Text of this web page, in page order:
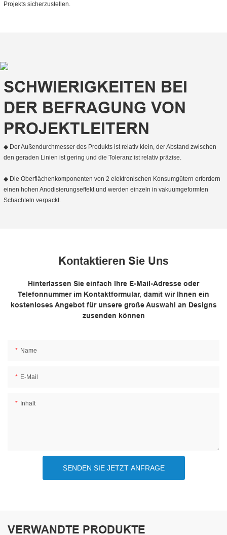
Projekts sicherzustellen.
SCHWIERIGKEITEN BEI
DER BEFRAGUNG VON
PROJEKTLEITERN
◆ Der Außendurchmesser des Produkts ist relativ klein, der Abstand zwischen
den geraden Linien ist gering und die Toleranz ist relativ präzise.
◆ Die Oberflächenkomponenten von 2 elektronischen Konsumgütern erfordern
einen hohen Anodisierungseffekt und werden einzeln in vakuumgeformten
Schachteln verpackt.
Kontaktieren Sie Uns
Hinterlassen Sie einfach Ihre E-Mail-Adresse oder
Telefonnummer im Kontaktformular, damit wir Ihnen ein
kostenloses Angebot für unsere große Auswahl an Designs
zusenden können
Name
E-Mail
Inhalt
SENDEN SIE JETZT ANFRAGE
VERWANDTE PRODUKTE